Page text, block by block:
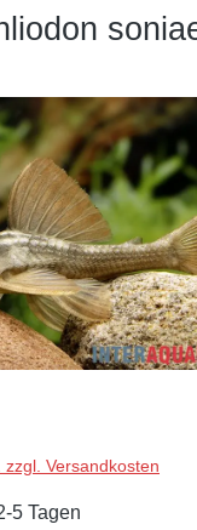
Versandkosten
5 Tagen